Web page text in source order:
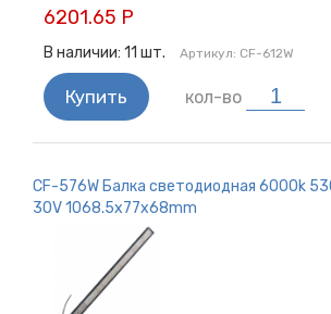
6201.65 Р
В наличии: 11 шт. Артикул: CF-612W
Купить кол-во
CF-576W Балка светодиодная 6000k
30V 1068.5x77x68mm